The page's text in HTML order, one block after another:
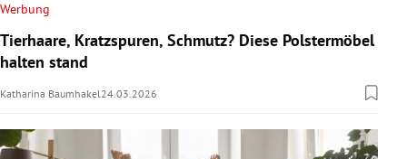
Werbung
Tierhaare, Kratzspuren, Schmutz? Diese Polstermöbel
halten stand
Katharina Baumhakel 24.03.2026